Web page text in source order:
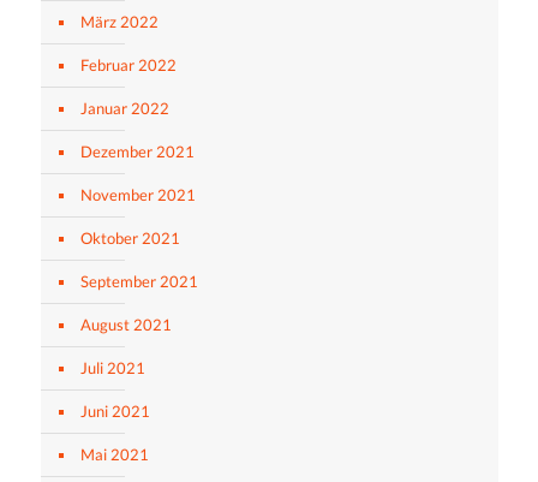
März 2022
Februar 2022
Januar 2022
Dezember 2021
November 2021
Oktober 2021
September 2021
August 2021
Juli 2021
Juni 2021
Mai 2021